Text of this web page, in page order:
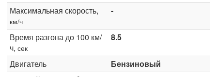
Максимальная скорость,
км/ч
-
Время разгона до 100 км/
ч, сек
8.5
Двигатель
Бензиновый